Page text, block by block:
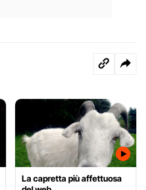
La capretta più affettuosa